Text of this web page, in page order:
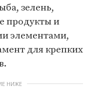
зелень,
продукты и
элементами,
для крепких
НИЖЕ